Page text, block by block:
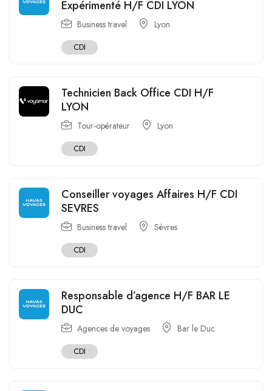
Expérimenté H/F CDI LYON
Business travel Lyon
CDI
Technicien Back Office CDI H/F
LYON
Tour-opérateur Lyon
CDI
Conseiller voyages Affaires H/F CDI
SEVRES
Business travel Sèvres
CDI
Responsable d’agence H/F BAR LE
DUC
Agences de voyages Bar le Duc
CDI